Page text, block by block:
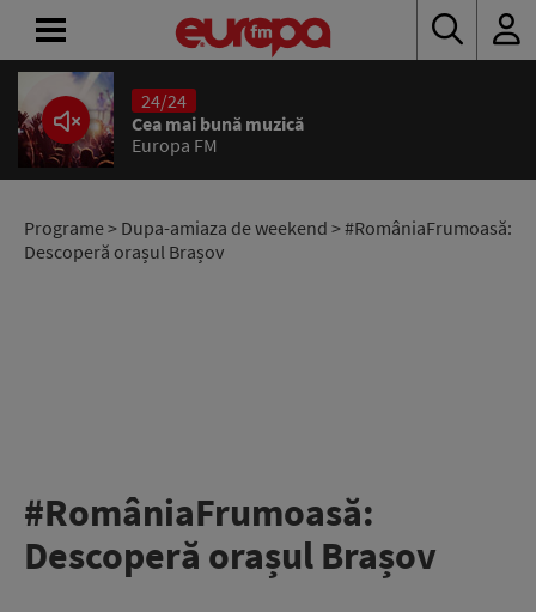
24/24
Cea mai bună muzică
Europa FM
Programe> Dupa-amiaza de weekend > #‎RomâniaFrumoasă:‬
Descoperă orașul Brașov
#‎RomâniaFrumoasă:‬
Descoperă orașul Brașov
ACASĂ
ȘTIRI
RADIO